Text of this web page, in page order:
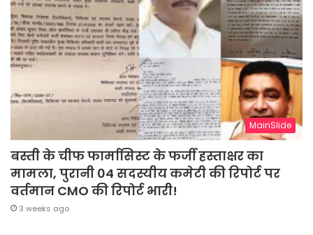
MainSlide
बस्ती के चीफ फार्मासिस्ट के फर्जी हस्ताक्षर का
मामला, पुरानी 04 सदस्यीय कमेटी की रिपोर्ट पर
वर्तमान CMO की रिपोर्ट भारी!
3 weeks ago